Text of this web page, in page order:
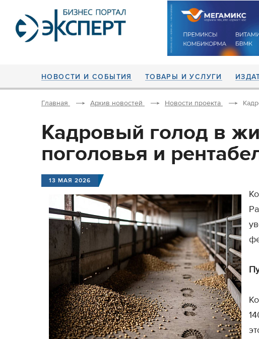
НОВОСТИ И СОБЫТИЯ ТОВАРЫ И УСЛУГИ
Главная Архив новостей Новости проекта
Кадровый голод в
поголовья и
13 МАЯ 2026